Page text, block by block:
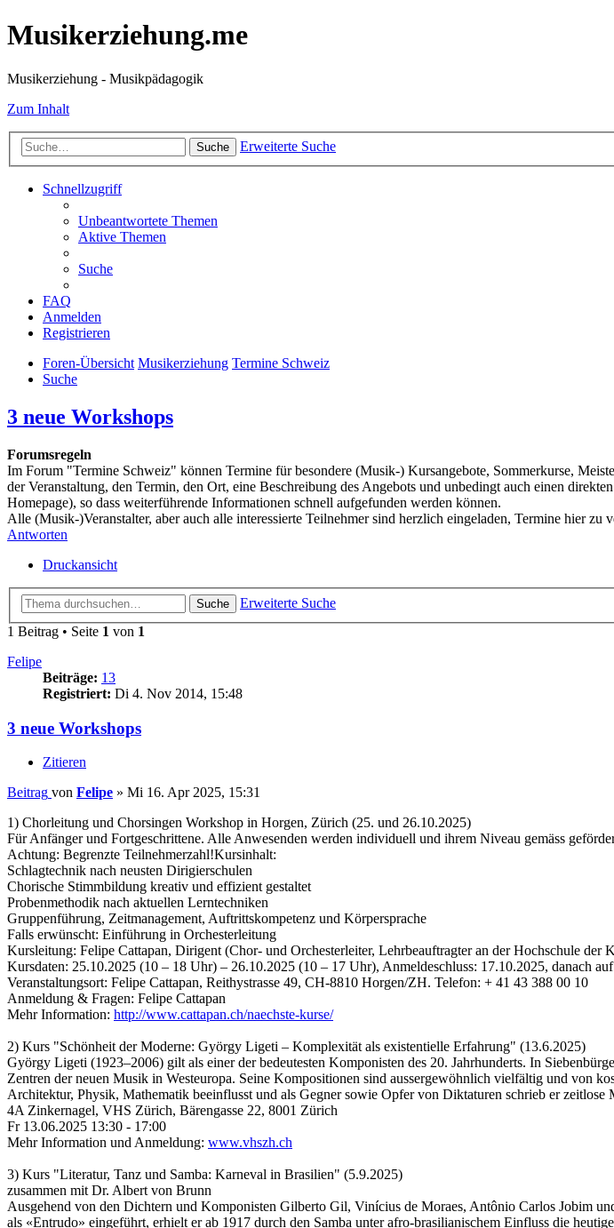
Musikerziehung.me
Musikerziehung - Musikpädagogik
Zum Inhalt
Suche Erweiterte Suche
Schnellzugriff
Unbeantwortete Themen
Aktive Themen
Suche
FAQ
Anmelden
Registrieren
Foren-Übersicht Musikerziehung Termine Schweiz
Suche
3 neue Workshops
Forumsregeln
Im Forum "Termine Schweiz" können Termine für besondere (Musik-) Kursangebote, Sommerkurse,
der Veranstaltung, den Termin, den Ort, eine Beschreibung des Angebots und unbedingt auch einen
Homepage), so dass weiterführende Informationen schnell aufgefunden werden können.
Alle (Musik-)Veranstalter, aber auch alle interessierte Teilnehmer sind herzlich eingeladen, Termine hier zu
Antworten
Druckansicht
Suche
Erweiterte Suche
1 Beitrag • Seite 1 von 1
Felipe
Beiträge: 13
Registriert: Di 4. Nov 2014, 15:48
3 neue Workshops
Zitieren
Beitrag von Felipe » Mi 16. Apr 2025, 15:31
1) Chorleitung und Chorsingen Workshop in Horgen, Zürich (25. und 26.10.2025)
Für Anfänger und Fortgeschrittene. Alle Anwesenden werden individuell und ihrem Niveau gemäss
Achtung: Begrenzte Teilnehmerzahl!Kursinhalt:
Schlagtechnik nach neusten Dirigierschulen
Chorische Stimmbildung kreativ und effizient gestaltet
Probenmethodik nach aktuellen Lerntechniken
Gruppenführung, Zeitmanagement, Auftrittskompetenz und Körpersprache
Falls erwünscht: Einführung in Orchesterleitung
Kursleitung: Felipe Cattapan, Dirigent (Chor- und Orchesterleiter, Lehrbeauftragter an der Hochschule der
Kursdaten: 25.10.2025 (10 – 18 Uhr) – 26.10.2025 (10 – 17 Uhr), Anmeldeschluss: 17.10.2025, danach
Veranstaltungsort: Felipe Cattapan, Reithystrasse 49, CH-8810 Horgen/ZH. Telefon: + 41 43 388 00 10
Anmeldung & Fragen: Felipe Cattapan
Mehr Information: http://www.cattapan.ch/naechste-kurse/
2) Kurs "Schönheit der Moderne: György Ligeti – Komplexität als existentielle Erfahrung" (13.6.2025)
György Ligeti (1923–2006) gilt als einer der bedeutesten Komponisten des 20. Jahrhunderts. In
Zentren der neuen Musik in Westeuropa. Seine Kompositionen sind aussergewöhnlich vielfältig und von
Architektur, Physik, Mathematik beeinflusst und als Gegner sowie Opfer von Diktaturen schrieb er zeitlose
4A Zinkernagel, VHS Zürich, Bärengasse 22, 8001 Zürich
Fr 13.06.2025 13:30 - 17:00
Mehr Information und Anmeldung: www.vhszh.ch
3) Kurs "Literatur, Tanz und Samba: Karneval in Brasilien" (5.9.2025)
zusammen mit Dr. Albert von Brunn
Ausgehend von den Dichtern und Komponisten Gilberto Gil, Vinícius de Moraes, Antônio Carlos Jobim
als «Entrudo» eingeführt, erhielt er ab 1917 durch den Samba unter afro-brasilianischem Einfluss die